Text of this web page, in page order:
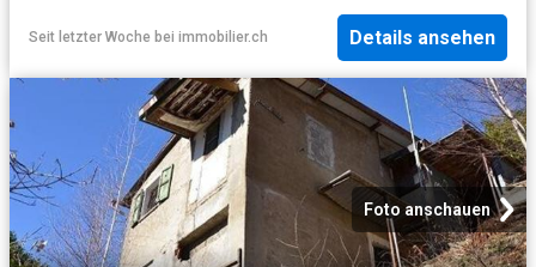
Seit letzter Woche bei immobilier.ch Details ansehen
Foto anschauen